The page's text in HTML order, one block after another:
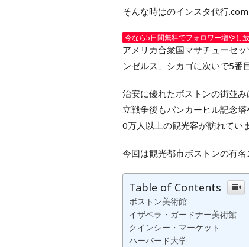
そんな時はのインスタ代行
今なら5日間無料でフォロワー増やし放
アメリカ合衆国マサチューセ
ンゼルス、シカゴに次いで5番
治安に優れたボストンの街並
立戦争後もバンカーヒル記念
0万人以上の観光客が訪れていま
今回は観光都市ボストンの有
Table of Contents
ボストン美術館
イザベラ・ガードナー美術館
クインシー・マーケット
ハーバード大学